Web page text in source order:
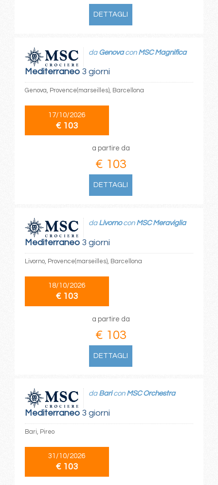
DETTAGLI
Mediterraneo3 giorni
da Genovacon MSC Magnifica
Genova, Provence(marseilles), Barcellona
17/10/2026
€ 103
a partire da
€ 103
DETTAGLI
Mediterraneo3 giorni
da Livornocon MSC Meraviglia
Livorno, Provence(marseilles), Barcellona
18/10/2026
€ 103
a partire da
€ 103
DETTAGLI
Mediterraneo3 giorni
da Baricon MSC Orchestra
Bari, Pireo
31/10/2026
€ 103